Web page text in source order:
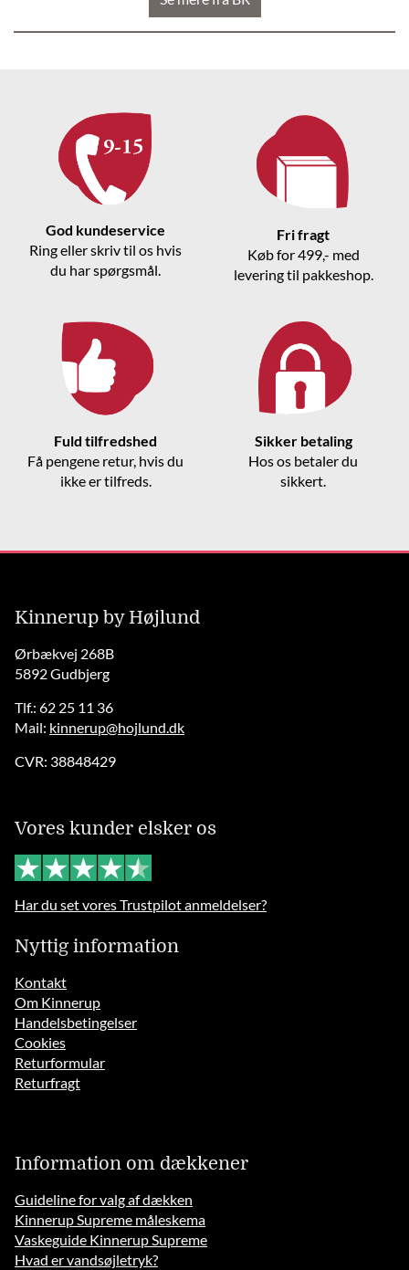
God kundeservice
Ring eller skriv til os hvis
du har spørgsmål.
Fri fragt
Køb for 499,- med
levering til pakkeshop.
Fuld tilfredshed
Få pengene retur, hvis du
ikke er tilfreds.
Sikker betaling
Hos os betaler du
sikkert.
Kinnerup by Højlund
Ørbækvej 268B
5892 Gudbjerg
Tlf.: 62 25 11 36
Mail: kinnerup@hojlund.dk
CVR: 38848429
Vores kunder elsker os
Har du set vores Trustpilot anmeldelser?
Nyttig information
Kontakt
Om Kinnerup
Handelsbetingelser
Cookies
Returformular
Returfragt
Information om dækkener
Guideline for valg af dækken
Kinnerup Supreme måleskema
Vaskeguide Kinnerup Supreme
Hvad er vandsøjletryk?